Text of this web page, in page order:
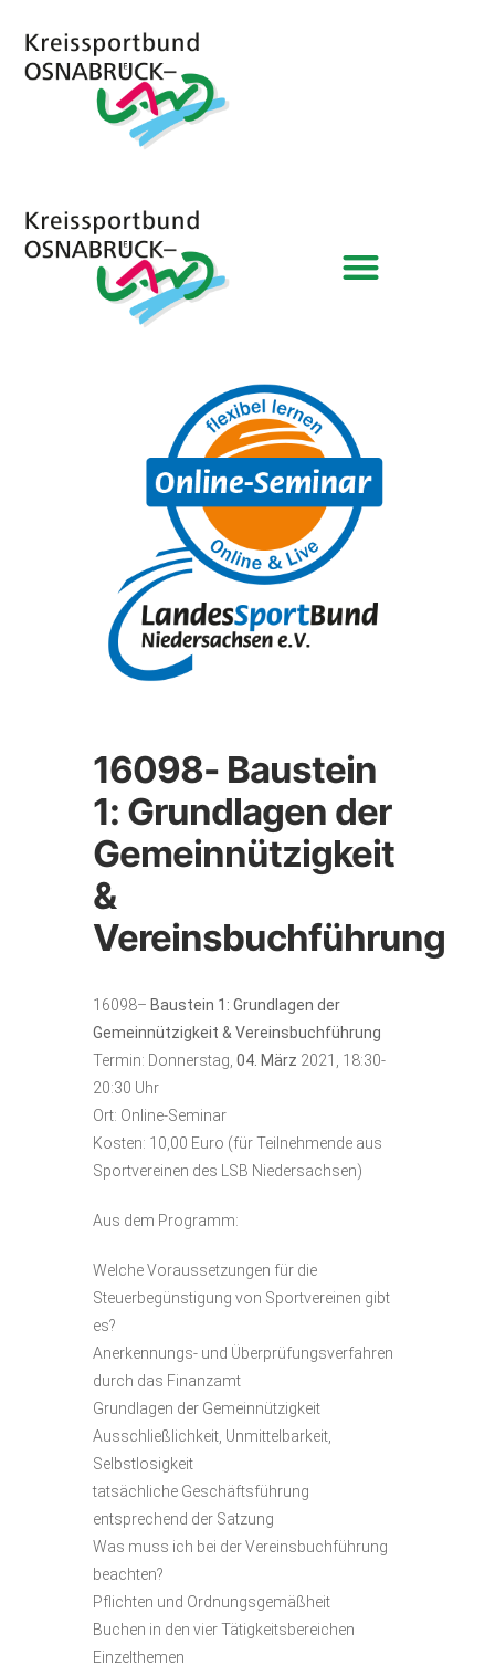
16098- Baustein
1: Grundlagen der
Gemeinnützigkeit
&
Vereinsbuchführung
16098– Baustein 1: Grundlagen der
Gemeinnützigkeit & Vereinsbuchführung
Termin: Donnerstag, 04. März 2021, 18:30-
20:30 Uhr
Ort: Online-Seminar
Kosten: 10,00 Euro (für Teilnehmende aus
Sportvereinen des LSB Niedersachsen)
Aus dem Programm:
Welche Voraussetzungen für die
Steuerbegünstigung von Sportvereinen gibt
es?
Anerkennungs- und Überprüfungsverfahren
durch das Finanzamt
Grundlagen der Gemeinnützigkeit
Ausschließlichkeit, Unmittelbarkeit,
Selbstlosigkeit
tatsächliche Geschäftsführung
entsprechend der Satzung
Was muss ich bei der Vereinsbuchführung
beachten?
Pflichten und Ordnungsgemäßheit
Buchen in den vier Tätigkeitsbereichen
Einzelthemen